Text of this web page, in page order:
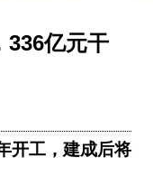
336亿元干
开工，建成后将